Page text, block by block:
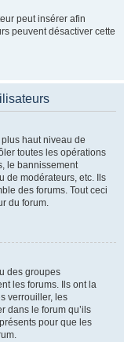
peut insérer afin
peuvent désactiver cette
haut niveau de
toutes les opérations
le bannissement
de modérateurs, etc. Ils
des forums. Tout ceci
du forum.
des groupes
les forums. Ils ont la
verrouiller, les
dans le forum qu’ils
pour que les